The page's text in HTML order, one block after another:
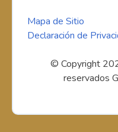
Mapa de Sitio
Declaración de
© Copyright
reservados